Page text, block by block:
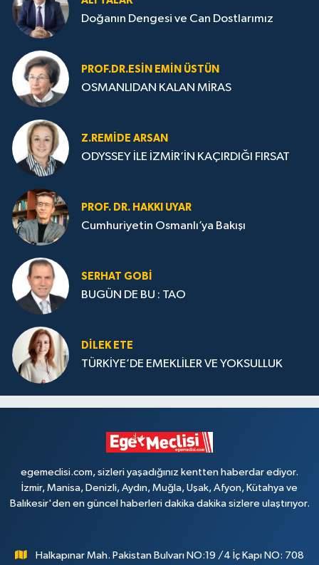
Doğanın Dengesi ve Can Dostlarımız
PROF.DR.ESIN EMIN ÜSTÜN
OSMANLIDAN KALAN MİRAS
Z.REMIDE ARSAN
ODYSSEY İLE İZMİR’İN KAÇIRDIĞI FIRSAT
PROF. DR. HAKKI UYAR
Cumhuriyetin Osmanlı’ya Bakışı
SERHAT GOBİ
BUGÜN DE BU : TAO
DILEK ETE
TÜRKİYE’DE EMEKLİLER VE YOKSULLUK
egemeclisi.com, sizleri yaşadığınız kentten haberdar ediyor.
İzmir, Manisa, Denizli, Aydın, Muğla, Uşak, Afyon, Kütahya ve
Balıkesir'den en güncel haberleri dakika dakika sizlere ulaştırıyor.
Halkapınar Mah. Pakistan Bulvarı NO:19 /4 İç Kapı NO: 708